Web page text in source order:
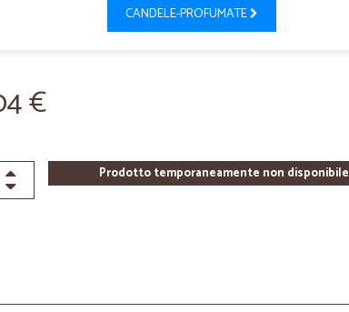
CANDELE-PROFUMATE
€
Prodotto temporaneamente non disponibile